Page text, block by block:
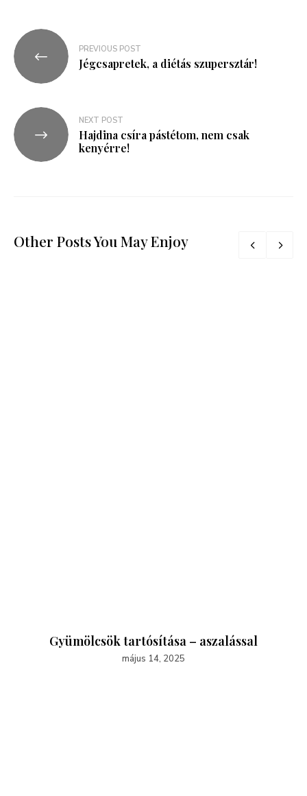
PREVIOUS POST
Jégcsapretek, a diétás szupersztár!
NEXT POST
Hajdina csíra pástétom, nem csak
kenyérre!
Other Posts You May Enjoy
Gyümölcsök tartósítása – aszalással
május 14, 2025